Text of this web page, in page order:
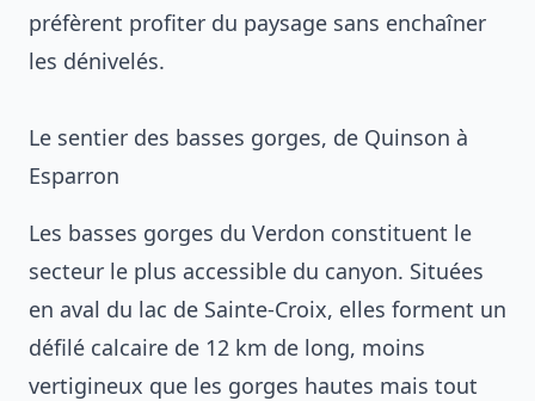
préfèrent profiter du paysage sans enchaîner
les dénivelés.
Le sentier des basses gorges, de Quinson à
Esparron
Les basses gorges du Verdon constituent le
secteur le plus accessible du canyon. Situées
en aval du lac de Sainte-Croix, elles forment un
défilé calcaire de 12 km de long, moins
vertigineux que les gorges hautes mais tout